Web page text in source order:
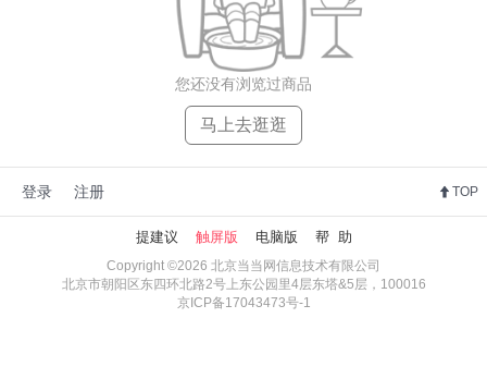
您还没有浏览过商品
马上去逛逛
登录 注册 TOP
提建议 触屏版 电脑版 帮 助
Copyright ©2026 北京当当网信息技术有限公司
北京市朝阳区东四环北路2号上东公园里4层东塔&5层，100016
京ICP备17043473号-1